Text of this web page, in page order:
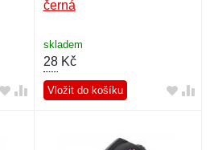
černá
skladem
28Kč
Vložit do košíku